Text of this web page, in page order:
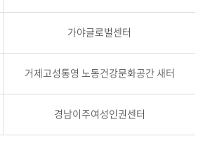
가야글로벌센터
거제고성통영 노동건강문화공간 새터
경남이주여성인권센터